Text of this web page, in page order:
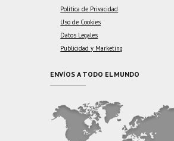
Política de Privacidad
Uso de Cookies
Datos Legales
Publicidad y Marketing
ENVÍOS A TODO EL MUNDO